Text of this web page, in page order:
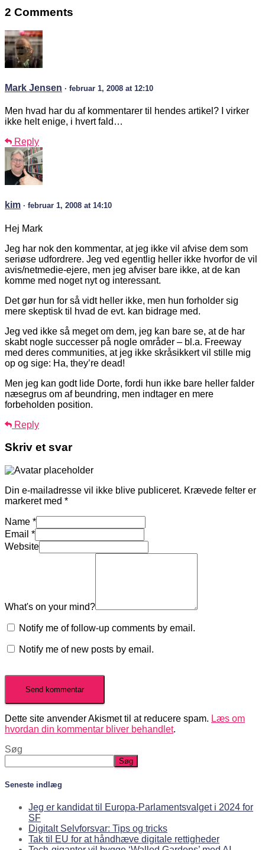
2 Comments
Mark Jensen · februar 1, 2008 at 12:10
Men hvad har du af kommentarer til hendes artikel? I virker
ikke helt enige, i hvert fald…
Reply
kim · februar 1, 2008 at 14:10
Hej Mark
Jeg har nok den kommentar, at jeg ikke vil afvise dem som
seriøse udfordrere. Jeg ved egentlig heller ikke hvorfor de vil
avis/netmedie-ejere, men jeg afviser bare ikke, at de kan
komme med noget nyt og interessant.
Det gør hun for så vidt heller ikke, men hun forholder sig
mere skeptisk til hvad de evt. kan bidrage med.
Jeg ved ikke så meget om dem, jeg kan bare se, at de har
skabt nogle successer på nogle områder – bl.a. Freeway
med deres communities, at jeg ikke skråsikkert vil stille mig
op og sige: Ha, they’re dead!
Men jeg kan godt lide Dorte, fordi hun ikke bare heller falder
næsegrus om af beundring, men indtager en mere
forbeholden position.
Reply
Skriv et svar
Din e-mailadresse vil ikke blive publiceret. Krævede felter er
markeret med *
Name *
Email *
Website
What's on your mind?
Notify me of follow-up comments by email.
Notify me of new posts by email.
Dette site anvender Akismet til at reducere spam. Læs om
hvordan din kommentar bliver behandlet.
Søg
Søg
Seneste indlæg
Jeg er kandidat til Europa-Parlamentsvalget i 2024 for
SF
Digitalt Selvforsvar: Tips og tricks
Tak til EU for at håndhæve digitale rettigheder